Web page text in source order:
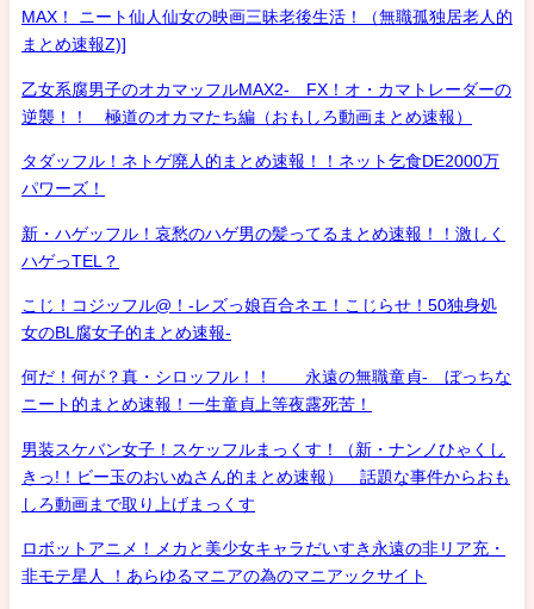
MAX！ ニート仙人仙女の映画三昧老後生活！（無職孤独居老人的
まとめ速報Z)]
乙女系腐男子のオカマッフルMAX2- FX！オ・カマトレーダーの
逆襲！！ 極道のオカマたち編（おもしろ動画まとめ速報）
タダッフル！ネトゲ廃人的まとめ速報！！ネット乞食DE2000万
パワーズ！
新・ハゲッフル！哀愁のハゲ男の髪ってるまとめ速報！！激しく
ハゲっTEL？
こじ！コジッフル@！-レズっ娘百合ネエ！こじらせ！50独身処
女のBL腐女子的まとめ速報-
何だ！何が？真・シロッフル！！ 永遠の無職童貞- ぼっちな
ニート的まとめ速報！一生童貞上等夜露死苦！
男装スケバン女子！スケッフルまっくす！（新・ナンノひゃくし
きっ!！ビー玉のおいぬさん的まとめ速報） 話題な事件からおも
しろ動画まで取り上げまっくす
ロボットアニメ！メカと美少女キャラだいすき永遠の非リア充・
非モテ星人 ！あらゆるマニアの為のマニアックサイト